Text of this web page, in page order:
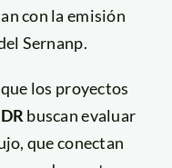
con la emisión
Sernanp.
los proyectos
buscan evaluar
que conectan